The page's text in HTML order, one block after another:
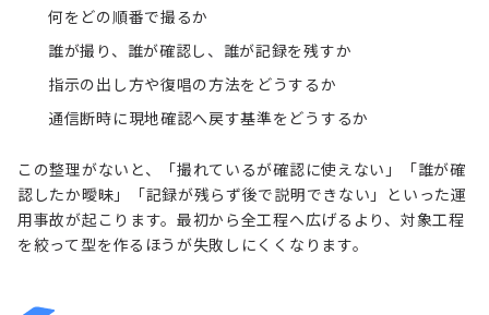
何をどの順番で撮るか
誰が撮り、誰が確認し、誰が記録を残すか
指示の出し方や復唱の方法をどうするか
通信断時に現地確認へ戻す基準をどうするか
この整理がないと、「撮れているが確認に使えない」「誰が確
認したか曖昧」「記録が残らず後で説明できない」といった運
用事故が起こります。最初から全工程へ広げるより、対象工程
を絞って型を作るほうが失敗しにくくなります。